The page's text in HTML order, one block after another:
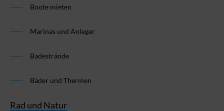
Boote mieten
Marinas und Anleger
Badestrände
Bäder und Thermen
Rad und Natur